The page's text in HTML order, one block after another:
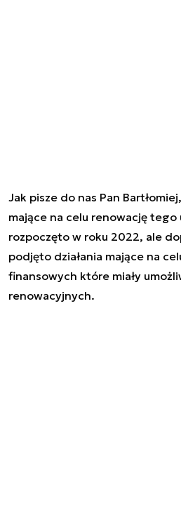
Jak pisze do nas Pan
mające na celu renowację
rozpoczęto w roku 2022, ale
podjęto działania mające na
finansowych które miały
renowacyjnych.